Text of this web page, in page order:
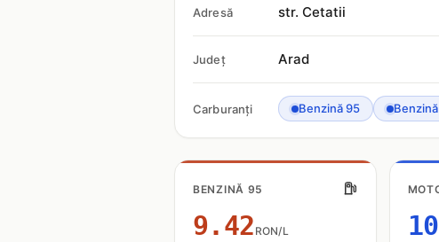
Adresă str. Cetatii
Județ Arad
Carburanți Benzină 95
BENZINĂ 95
9.42 RON/L